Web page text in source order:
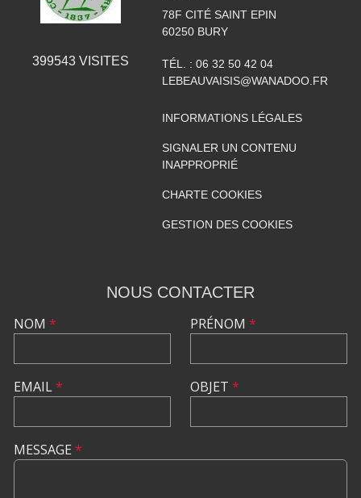
399543 VISITES
78F CITÉ SAINT EPIN
60250 BURY
TÉL. : 06 32 50 42 04
LEBEAUVAISIS@WANADOO.FR
INFORMATIONS LÉGALES
SIGNALER UN CONTENU
INAPPROPRIÉ
CHARTE COOKIES
GESTION DES COOKIES
NOUS CONTACTER
NOM *
EMAIL*
PRÉNOM *
OBJET *
MESSAGE *